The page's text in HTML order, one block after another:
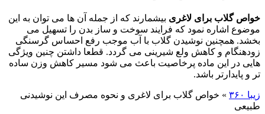
خواص گلاب برای لاغری بیشمارند که از جمله آن ها می توان به این
موضوع اشاره نمود که فرایند سوخت و ساز بدن را تسهیل می
بخشد. همچنین نوشیدن گلاب با آب موجب رفع احساس گرسنگی
زودهنگام و کاهش ولع شیرینی می ‌گردد. قطعا داشتن چنین ویژگی
هایی در این ماده پرخاصیت باعث می شود مسیر کاهش وزن ساده
‌تر و پایدارتر باشد.
زیبا ۳۶۰ » خواص گلاب برای لاغری و نحوه مصرف این نوشیدنی
طبیعی